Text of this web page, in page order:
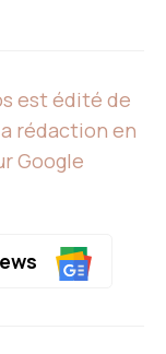
est édité de
rédaction en
Google